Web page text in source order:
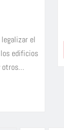
legalizar el
los edificios
otros…